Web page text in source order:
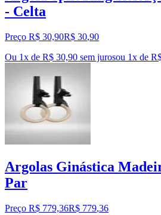
- Celta
Preço R$ 30,90R$ 30,90
Ou 1x de R$ 30,90 sem jurosou 1x de
Argolas Ginástica
Par
Preço R$ 779,36R$ 779,36